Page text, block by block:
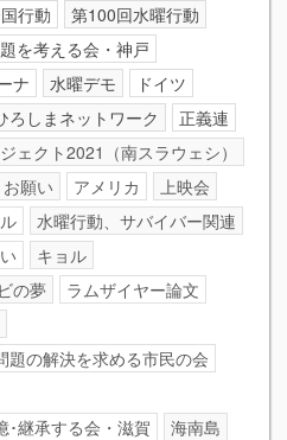
行動
第100回水曜行動
を考える会・神戸
ナ 水曜デモ
ドイツ
ろしまネットワーク
正義連
ェクト2021（南スラウェシ）
お願い アメリカ
上映会
水曜行動、サバイバー関連
キョル
の夢
ラムザイヤー論文
題の解決を求める市民の会
･継承する会・滋賀
海南島